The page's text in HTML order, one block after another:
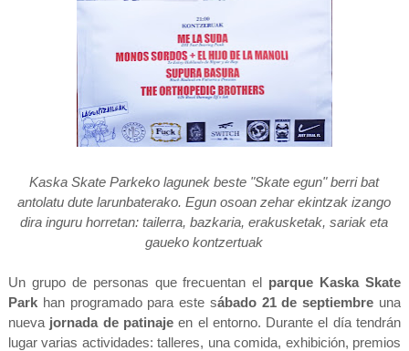
Kaska Skate Parkeko lagunek beste "Skate egun" berri bat
antolatu dute larunbaterako. Egun osoan zehar ekintzak izango
dira inguru horretan: tailerra, bazkaria, erakusketak, sariak eta
gaueko kontzertuak
Un grupo de personas que frecuentan el parque Kaska Skate
Parkhan programado para este sábado 21 de septiembre una
nueva jornada de patinajeen el entorno. Durante el día tendrán
lugar varias actividades: talleres, una comida, exhibición, premios